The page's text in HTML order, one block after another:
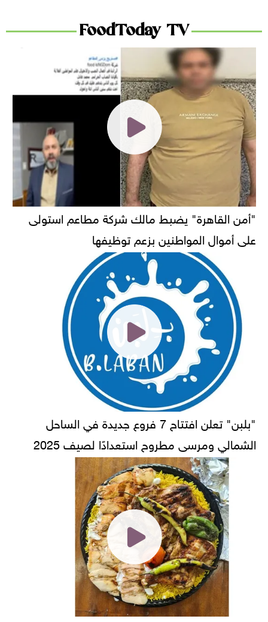
FoodToday TV
"أمن القاهرة" يضبط مالك شركة مطاعم استولى
على أموال المواطنين بزعم توظيفها
"بلبن" تعلن افتتاح 7 فروع جديدة في الساحل
الشمالي ومرسى مطروح استعدادًا لصيف 2025